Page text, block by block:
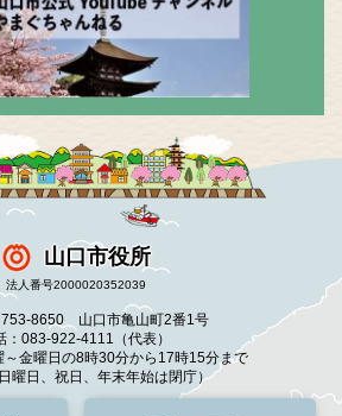
山口市役所
法人番号2000020352039
753-8650 山口市亀山町2番1号
：083-922-4111（代表）
～金曜日の8時30分から17時15分まで
曜日、祝日、年末年始は閉庁）